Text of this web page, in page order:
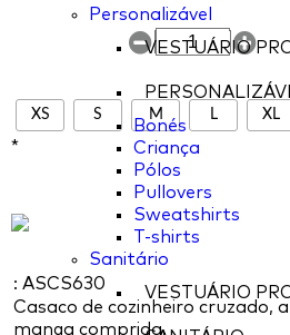
Personalizável
VESTUÁRIO
Bonés
Criança
Pólos
Pullovers
Sweatshirts
T-shirts
Sanitário
VESTUÁRIO
XS S M L XL
*
: ASCS630
Casaco de cozinheiro cruzado,
manga comprida.